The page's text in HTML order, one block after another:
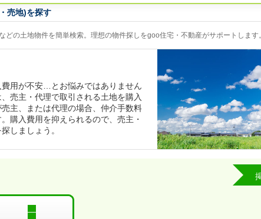
売地)を探す
どの土地物件を簡単検索。理想の物件探しをgoo住宅・不動産がサポートします
用が不安…とお悩みではありません
売主・代理で取引される土地を購入
主、または代理の場合、仲介手数料
購入費用を抑えられるので、売主・
しましょう。